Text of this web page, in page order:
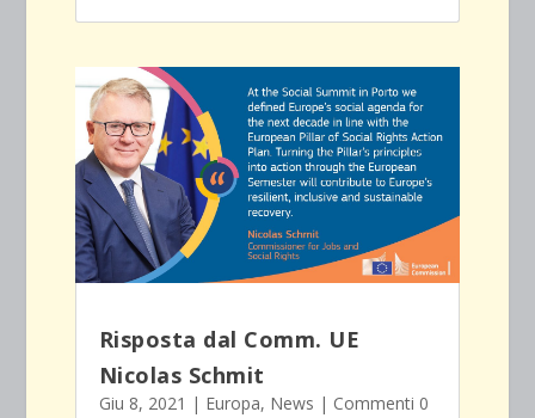
Risposta dal Comm. UE
Nicolas Schmit
Giu 8, 2021 | Europa, News | Commenti 0